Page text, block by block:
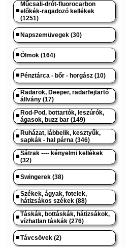
Műcsali-drót-fluorocarbon
előkék-ragadozó kellékek
(1251)
Napszemüvegek (30)
Ólmok (164)
Pénztárca - bőr - horgász (10)
Radarok, Deeper, radarfejtartó
állvány (17)
Rod-Pod, bottartók, leszúrók,
ágasok, buzz bar (149)
Ruházat, lábbelik, kesztyűk,
sapkák - hal párna (346)
Sátrak ---- kényelmi kellékek
(32)
Swingerek (38)
Székek, ágyak, fotelek,
hátizsákos székek (88)
Táskák, bottáskák, hátizsákok,
vízhatlan táskák (276)
Távcsövek (2)